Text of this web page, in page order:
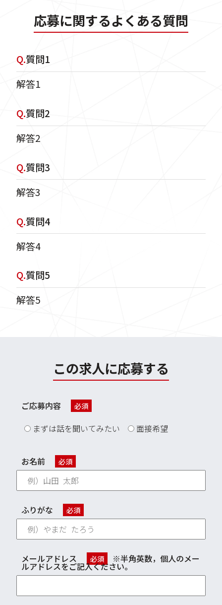
応募に関するよくある質問
Q.質問1
解答1
Q.質問2
解答2
Q.質問3
解答3
Q.質問4
解答4
Q.質問5
解答5
この求人に応募する
ご応募内容 必須
まずは話を聞いてみたい 面接希望
お名前 必須
ふりがな 必須
メールアドレス 必須 ※半角英数，個人のメー
ルアドレスをご記入ください。